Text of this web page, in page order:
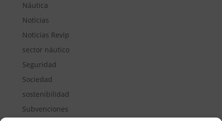
Náutica
Noticias
Noticias Revip
sector náutico
Seguridad
Sociedad
sostenibilidad
Subvenciones